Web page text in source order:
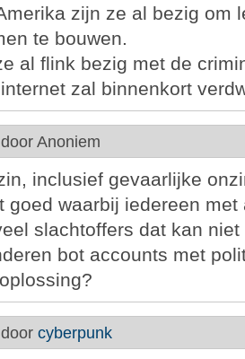
zijn ze al bezig om
te bouwen.
al flink bezig met de
zal binnenkort
Anoniem
inclusief gevaarlijke
goed waarbij iedereen
slachtoffers dat kan
bot accounts met
cyberpunk